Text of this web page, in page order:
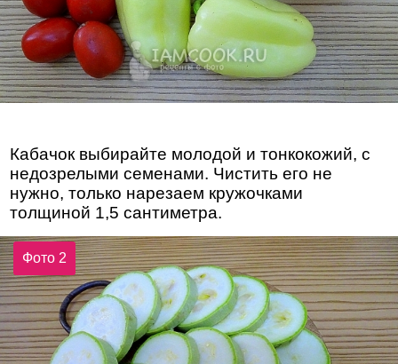
Кабачок выбирайте молодой и тонкокожий, с
недозрелыми семенами. Чистить его не
нужно, только нарезаем кружочками
толщиной 1,5 сантиметра.
Фото 2